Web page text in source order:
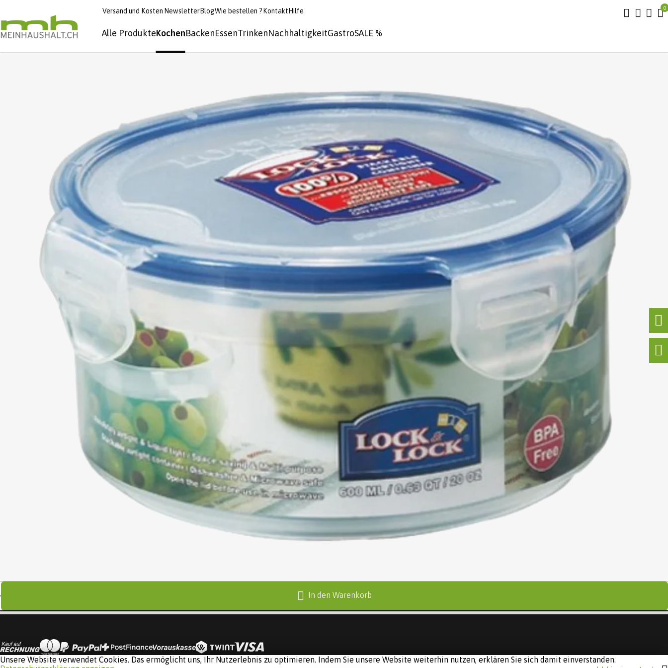
Versand und Kosten NewsletterBlogWie bestellen ? Kontakt Hilfe
Alle ProdukteKochenBackenEssenTrinkenNachhaltigkeitGastroSALE %
In den Warenkorb
Unsere Website verwendet Cookies. Das ermöglicht uns, Ihr Nutzerlebnis zu optimieren. Indem Sie unsere Website weiterhin nutzen, erklären Sie sich damit einverstanden.